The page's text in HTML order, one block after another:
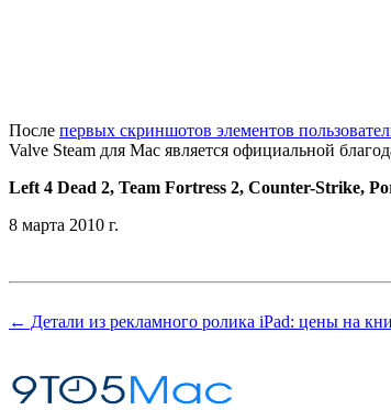
После первых скриншотов элементов
Valve Steam для Mac является официальной
Left 4 Dead 2, Team Fortress 2, Counter-Strike,
8 марта 2010 г.
← Детали из рекламного ролика iPad: цены на